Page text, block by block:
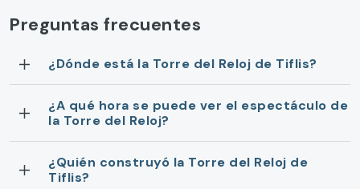
Preguntas frecuentes
¿Dónde está la Torre del Reloj de Tiflis?
¿A qué hora se puede ver el espectáculo de
la Torre del Reloj?
¿Quién construyó la Torre del Reloj de
Tiflis?